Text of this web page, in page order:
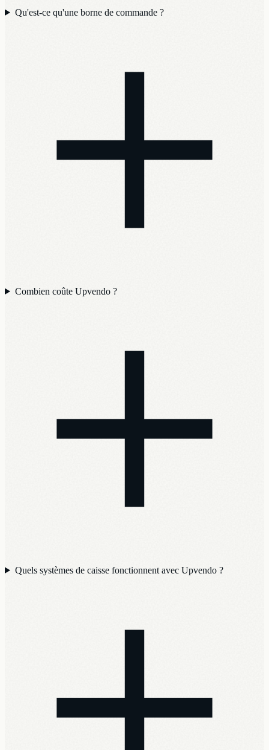
Qu'est-ce qu'une borne de commande ?
Combien coûte Upvendo ?
Quels systèmes de caisse fonctionnent avec Upvendo ?